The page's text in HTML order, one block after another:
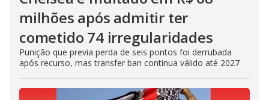
milhões após admitir ter
cometido 74 irregularidades
Punição que previa perda de seis pontos foi derrubada
após recurso, mas transfer ban continua válido até 2027